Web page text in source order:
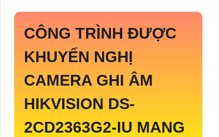
CÔNG TRÌNH ĐƯỢC
KHUYẾN NGHỊ
CAMERA GHI ÂM
HIKVISION DS-
2CD2363G2-IU MANG